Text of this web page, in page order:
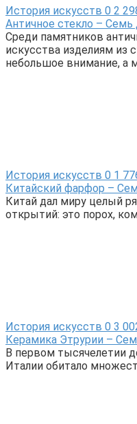
История искусств 0 2
Античное стекло – Семь
Среди памятников
искусства изделиям из
небольшое внимание, а
История искусств 0 1
Китайский фарфор –
Китай дал миру целый
открытий: это порох,
История искусств 0 3
Керамика Этрурии –
В первом тысячелетии
Италии обитало